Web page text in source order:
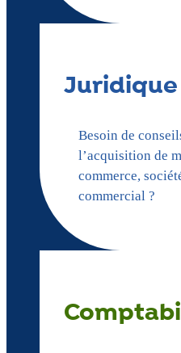
Juridique
Besoin de
l’acquisition de
commerce,
commercial ?